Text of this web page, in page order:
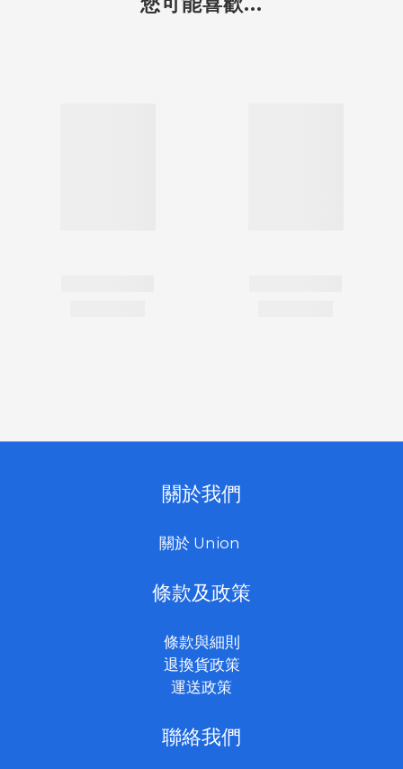
關於我們
關於 Union
條款及政策
條款與細則
退換貨政策
運送政策
聯絡我們